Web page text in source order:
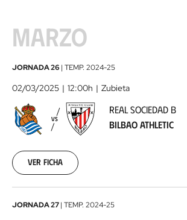
MARZO
Real
Sociedad
-
Bilbao
03-
02
JORNADA 26 | TEMP. 2024-25
02/03/2025 12:00h Zubieta
VS
REAL SOCIEDAD B
BILBAO ATHLETIC
Ver ficha
Bilbao
JORNADA 27| TEMP. 2024-25